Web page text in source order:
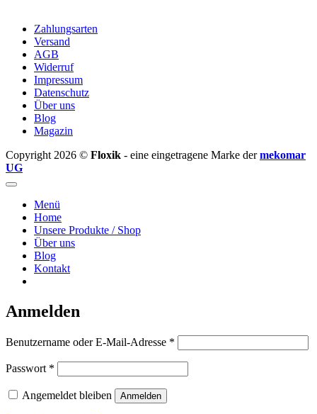
Zahlungsarten
Versand
AGB
Widerruf
Impressum
Datenschutz
Über uns
Blog
Magazin
Copyright 2026 © Floxik - eine eingetragene Marke dermekomar
UG
Menü
Home
Unsere Produkte / Shop
Über uns
Blog
Kontakt
Anmelden
Benutzername oder E-Mail-Adresse *
Passwort *
Angemeldet bleiben Anmelden